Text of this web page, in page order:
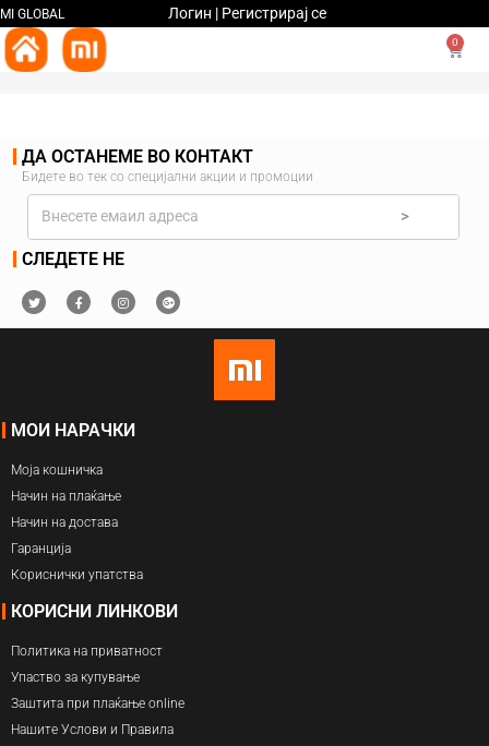
MI GLOBAL Логин | Регистрирај се
0
ДА ОСТАНЕМЕ ВО КОНТАКТ
Бидете во тек со специјални акции и промоции
>
СЛЕДЕТЕ НЕ
МОИ НАРАЧКИ
Моја кошничка
Начин на плаќање
Начин на достава
Гаранција
Кориснички упатства
КОРИСНИ ЛИНКОВИ
Политика на приватност
Упаство за купување
Заштита при плаќање online
Нашите Услови и Правила